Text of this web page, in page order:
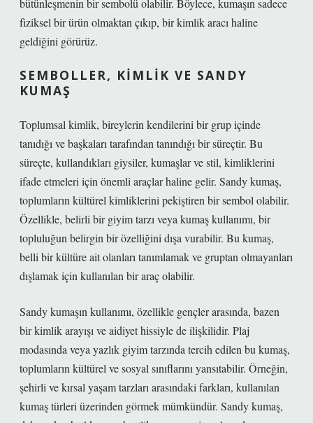
bütünleşmenin bir sembolü olabilir. Böylece, kumaşın sadece
fiziksel bir ürün olmaktan çıkıp, bir kimlik aracı haline
geldiğini görürüz.
SEMBOLLER, KIMLIK VE SANDY
KUMAŞ
Toplumsal kimlik, bireylerin kendilerini bir grup içinde
tanıdığı ve başkaları tarafından tanındığı bir süreçtir. Bu
süreçte, kullandıkları giysiler, kumaşlar ve stil, kimliklerini
ifade etmeleri için önemli araçlar haline gelir. Sandy kumaş,
toplumların kültürel kimliklerini pekiştiren bir sembol olabilir.
Özellikle, belirli bir giyim tarzı veya kumaş kullanımı, bir
topluluğun belirgin bir özelliğini dışa vurabilir. Bu kumaş,
belli bir kültüre ait olanları tanımlamak ve gruptan olmayanları
dışlamak için kullanılan bir araç olabilir.
Sandy kumaşın kullanımı, özellikle gençler arasında, bazen
bir kimlik arayışı ve aidiyet hissiyle de ilişkilidir. Plaj
modasında veya yazlık giyim tarzında tercih edilen bu kumaş,
toplumların kültürel ve sosyal sınıflarını yansıtabilir. Örneğin,
şehirli ve kırsal yaşam tarzları arasındaki farkları, kullanılan
kumaş türleri üzerinden görmek mümkündür. Sandy kumaş,